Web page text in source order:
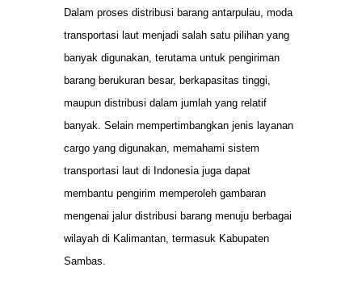
Dalam proses distribusi barang antarpulau, moda
transportasi laut menjadi salah satu pilihan yang
banyak digunakan, terutama untuk pengiriman
barang berukuran besar, berkapasitas tinggi,
maupun distribusi dalam jumlah yang relatif
banyak. Selain mempertimbangkan jenis layanan
cargo yang digunakan, memahami sistem
transportasi laut di Indonesia juga dapat
membantu pengirim memperoleh gambaran
mengenai jalur distribusi barang menuju berbagai
wilayah di Kalimantan, termasuk Kabupaten
Sambas.